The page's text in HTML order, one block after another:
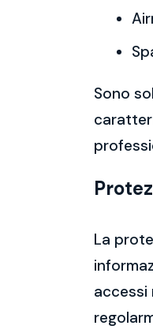
Sono
La
accessi